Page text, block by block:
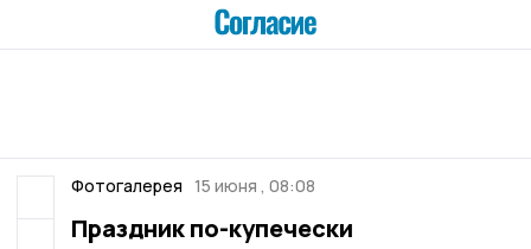
Фотогалерея 15 июня , 08:08
Праздник по-купечески